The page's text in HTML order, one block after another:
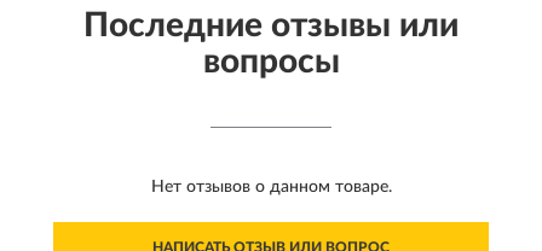
Последние отзывы или
вопросы
Нет отзывов о данном товаре.
НАПИСАТЬ ОТЗЫВ ИЛИ ВОПРОС